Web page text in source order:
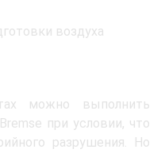
воздуха
можно выполнить
при условии, что
разрушения. Но